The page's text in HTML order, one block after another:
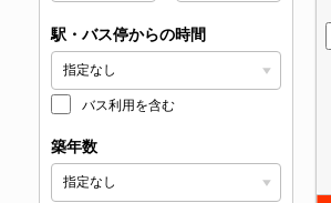
駅・バス停からの時間
バス利用を含む
築年数